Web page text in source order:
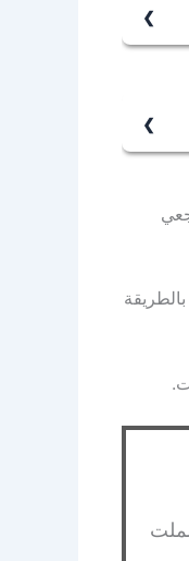
بخبرة مهنية تمتد منذ عام 1992، شملت